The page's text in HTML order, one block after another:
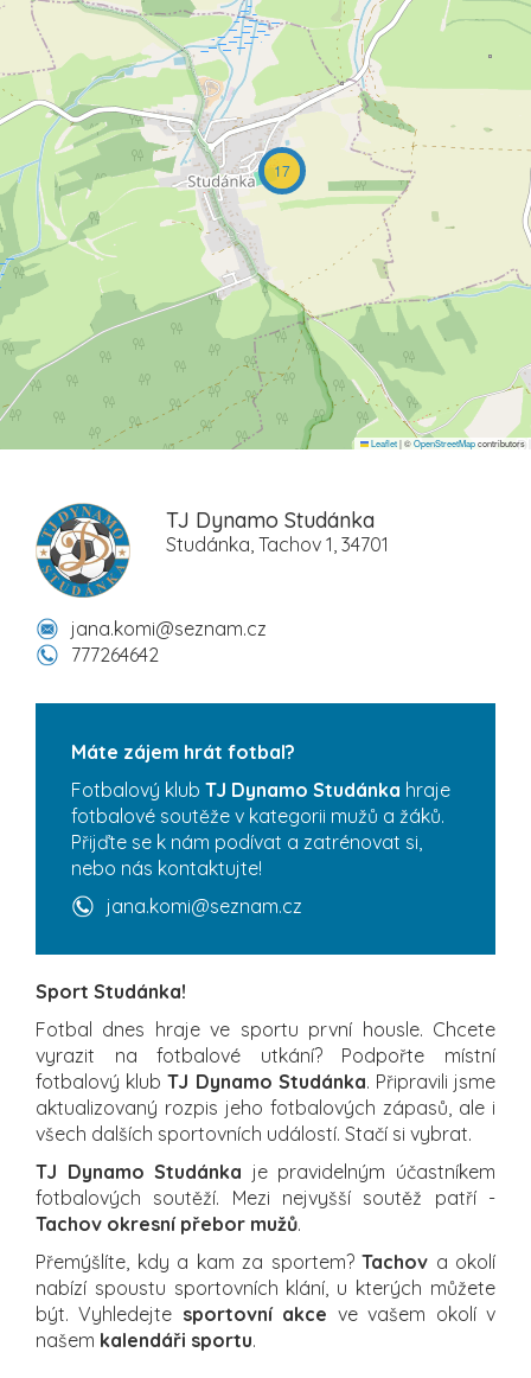
17
Leaflet|©OpenStreetMapcontributors
TJ Dynamo Studánka
Studánka, Tachov 1, 34701
jana.komi@seznam.cz
777264642
Máte zájem hrát fotbal?
Fotbalový klub TJ Dynamo Studánka hraje
fotbalové soutěže v kategorii mužů a žáků.
Přijďte se k nám podívat a zatrénovat si,
nebo nás kontaktujte!
jana.komi@seznam.cz
Sport Studánka!
Fotbal dnes hraje ve sportu první housle. Chcete
vyrazit na fotbalové utkání? Podpořte místní
fotbalový klubTJ Dynamo Studánka. Připravili jsme
aktualizovaný rozpis jeho fotbalových zápasů, ale i
všech dalších sportovních událostí. Stačí si vybrat.
TJ Dynamo Studánka je pravidelným účastníkem
fotbalových soutěží. Mezi nejvyšší soutěž patří -
Tachov okresní přebor mužů.
Přemýšlíte, kdy a kam za sportem? Tachov a okolí
nabízí spoustu sportovních klání, u kterých můžete
být. Vyhledejte sportovní akce ve vašem okolí v
našem kalendáři sportu.